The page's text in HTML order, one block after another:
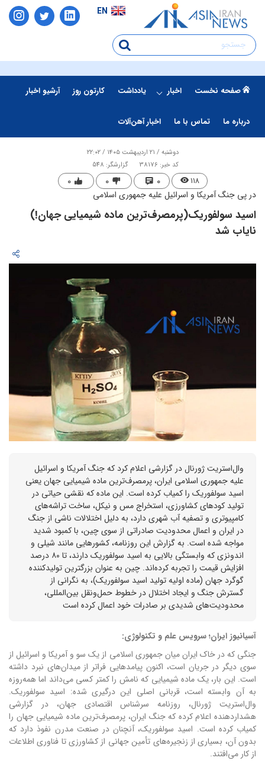
EN
صفحه نخست اخبار یادداشت کارتون روز آرشیو اخبار
درباره ما تماس با ما اخبار آهن‌آلات
دوشنبه / ۲۱ اردیبهشت ۱۴۰۵ / ۲۲:۰۲
کد خبر: 38176
گزارشگر: 548
۱۱۸ ۰ ۰ ۰
در پی جنگ آمریکا و اسرائیل علیه جمهوری اسلامی
اسید سولفوریک(پرمصرف‌ترین ماده شیمیایی جهان!)
نایاب شد
وال‌استریت ژورنال در گزارشی اعلام کرد که جنگ آمریکا و اسرائیل
علیه جمهوری اسلامی ایران، پرمصرف‌ترین ماده شیمیایی جهان یعنی
اسید سولفوریک را کمیاب کرده است. این ماده که نقشی حیاتی در
تولید کودهای کشاورزی، استخراج مس و نیکل، ساخت تراشه‌های
کامپیوتری و تصفیه آب شهری دارد، به دلیل اختلالات ناشی از جنگ
در ایران و اعمال محدودیت صادراتی از سوی چین، با کمبود شدید
مواجه شده است. به گزارش این روزنامه، کشورهایی مانند شیلی و
اندونزی که وابستگی بالایی به اسید سولفوریک دارند، تا ۸۰ درصد
افزایش قیمت را تجربه کرده‌اند. چین به عنوان بزرگترین تولیدکننده
گوگرد جهان (ماده اولیه تولید اسید سولفوریک)، به نگرانی از
گسترش جنگ و ایجاد اختلال در خطوط حمل‌ونقل بین‌المللی،
محدودیت‌های شدیدی بر صادرات خود اعمال کرده است
آسیانیوز ایران؛ سرویس علم و تکنولوژی:
جنگی که در خاک ایران میان جمهوری اسلامی از یک سو و آمریکا و اسرائیل از
سوی دیگر در جریان است، اکنون پیامدهایی فراتر از میدان‌های نبرد داشته
است. این بار، یک ماده شیمیایی که نامش را کمتر کسی می‌داند اما همه‌روزه
به آن وابسته است، قربانی اصلی این درگیری شده: اسید سولفوریک.
وال‌استریت ژورنال، روزنامه سرشناس اقتصادی جهان، در گزارشی
هشداردهنده اعلام کرده که جنگ ایران، پرمصرف‌ترین ماده شیمیایی جهان را
کمیاب کرده است. اسید سولفوریک، آنچنان در صنعت مدرن نفوذ دارد که
بدون آن، بسیاری از زنجیره‌های تأمین جهانی از کشاورزی تا فناوری اطلاعات
از کار می‌افتند.